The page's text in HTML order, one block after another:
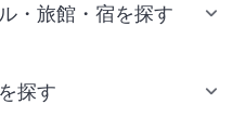
・旅館・宿を探す
探す